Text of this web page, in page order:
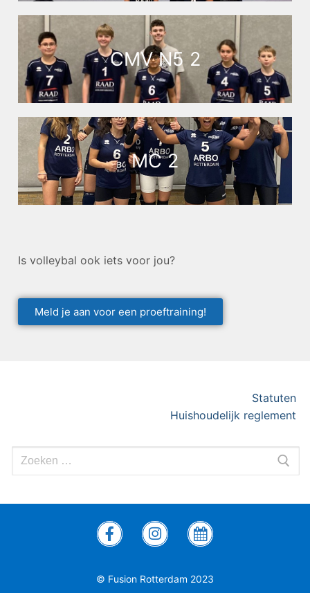
CMV N5 2
MC 2
Is volleybal ook iets voor jou?
Meld je aan voor een proeftraining!
Statuten
Huishoudelijk reglement
© Fusion Rotterdam 2023